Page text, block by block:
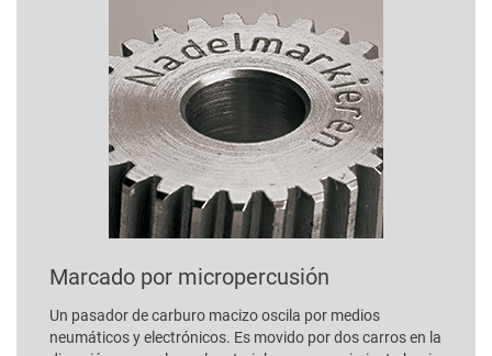
Marcado por micropercusión
Un pasador de carburo macizo oscila por medios
neumáticos y electrónicos. Es movido por dos carros en la